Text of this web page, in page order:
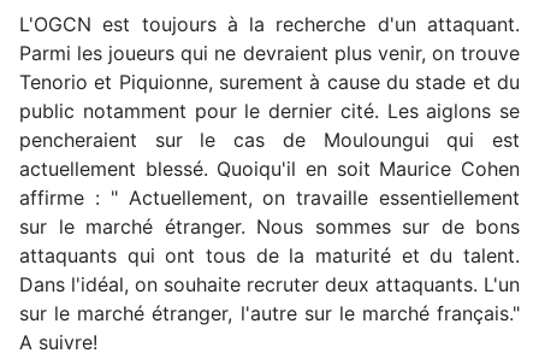
L'OGCN est toujours à la recherche d'un attaquant.
Parmi les joueurs qui ne devraient plus venir, on trouve
Tenorio et Piquionne, surement à cause du stade et du
public notamment pour le dernier cité. Les aiglons se
pencheraient sur le cas de Mouloungui qui est
actuellement blessé. Quoiqu'il en soit Maurice Cohen
affirme : " Actuellement, on travaille essentiellement
sur le marché étranger. Nous sommes sur de bons
attaquants qui ont tous de la maturité et du talent.
Dans l'idéal, on souhaite recruter deux attaquants. L'un
sur le marché étranger, l'autre sur le marché français."
A suivre!